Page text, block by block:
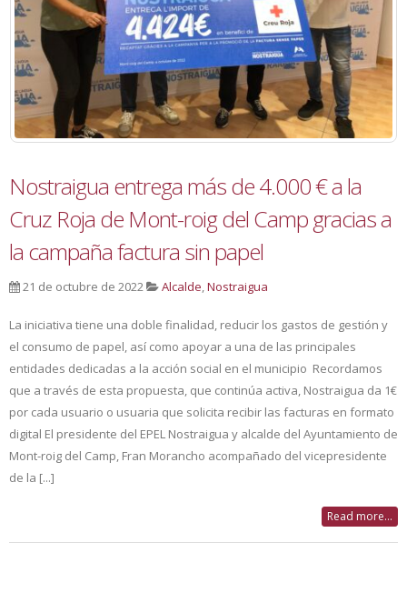
Nostraigua entrega más de 4.000 € a la
Cruz Roja de Mont-roig del Camp gracias a
la campaña factura sin papel
21 de octubre de 2022 Alcalde,Nostraigua
La iniciativa tiene una doble finalidad, reducir los gastos de gestión y
el consumo de papel, así como apoyar a una de las principales
entidades dedicadas a la acción social en el municipio Recordamos
que a través de esta propuesta, que continúa activa, Nostraigua da 1€
por cada usuario o usuaria que solicita recibir las facturas en formato
digital El presidente del EPEL Nostraigua y alcalde del Ayuntamiento de
Mont-roig del Camp, Fran Morancho acompañado del vicepresidente
de la [...]
Read more...